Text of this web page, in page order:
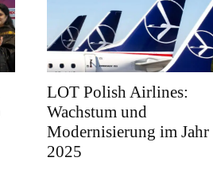
LOT Polish Airlines:
Wachstum und
Modernisierung im Jahr
2025